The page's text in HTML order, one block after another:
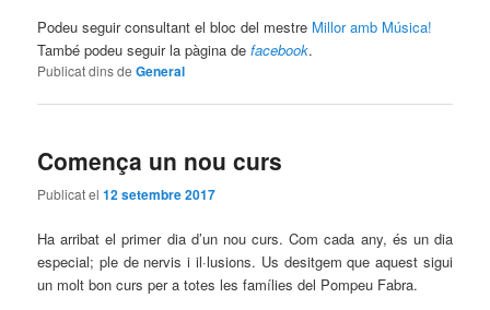
Podeu seguir consultant el bloc del mestre Millor amb Música!
També podeu seguir la pàgina defacebook.
Publicat dins de General
Comença un nou curs
Publicat el12 setembre 2017
Ha arribat el primer dia d’un nou curs. Com cada any, és un dia
especial; ple de nervis i il·lusions. Us desitgem que aquest sigui
un molt bon curs per a totes les famílies del Pompeu Fabra.